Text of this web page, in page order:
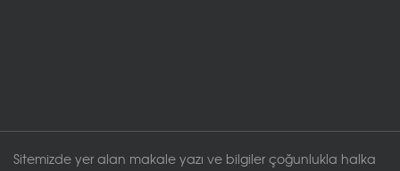
Sitemizde yer alan makale yazı ve bilgiler çoğunlukla halka